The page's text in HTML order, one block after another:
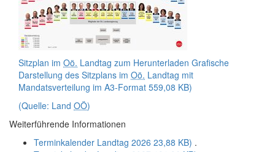
Sitzplan im Oö. Landtag zum Herunterladen Grafische
Darstellung des Sitzplans im Oö. Landtag mit
Mandatsverteilung im A3-Format 559,08 KB)
(Quelle: Land OÖ)
Weiterführende Informationen
Terminkalender Landtag 2026 23,88 KB) .